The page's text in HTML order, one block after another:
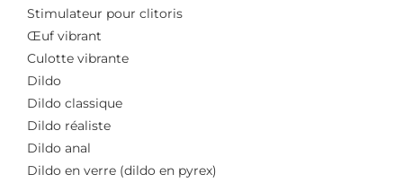
Stimulateur pour clitoris
Œuf vibrant
Culotte vibrante
Dildo
Dildo classique
Dildo réaliste
Dildo anal
Dildo en verre (dildo en pyrex)